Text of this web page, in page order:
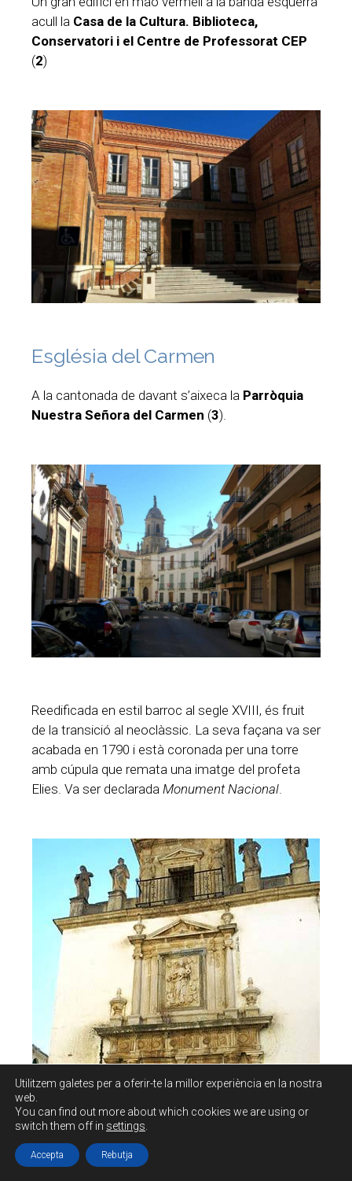
acull la Casa de la Cultura. Biblioteca,
Conservatori i el Centre de Professorat CEP
(2)
Església del Carmen
A la cantonada de davant s’aixeca la Parròquia
Nuestra Señora del Carmen (3).
Reedificada en estil barroc al segle XVIII, és fruit
de la transició al neoclàssic. La seva façana va ser
acabada en 1790 i està coronada per una torre
amb cúpula que remata una imatge del profeta
Elies. Va ser declarada Monument Nacional.
Utilitzem galetes per a oferir-te la millor experiència en la nostra
web.
You can find out more about which cookies we are using or
switch them off in settings
Accepta Rebutja